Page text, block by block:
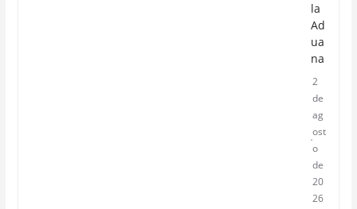
la
Ad
ua
na
2
de
ag
ost
o
de
20
26